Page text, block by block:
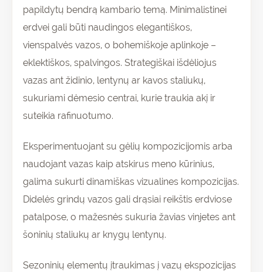
papildytų bendrą kambario temą. Minimalistinei
erdvei gali būti naudingos elegantiškos,
vienspalvės vazos, o bohemiškoje aplinkoje –
eklektiškos, spalvingos. Strategiškai išdėliojus
vazas ant židinio, lentynų ar kavos staliukų,
sukuriami dėmesio centrai, kurie traukia akį ir
suteikia rafinuotumo.
Eksperimentuojant su gėlių kompozicijomis arba
naudojant vazas kaip atskirus meno kūrinius,
galima sukurti dinamiškas vizualines kompozicijas.
Didelės grindų vazos gali drąsiai reikštis erdviose
patalpose, o mažesnės sukuria žavias vinjetes ant
šoninių staliukų ar knygų lentynų.
Sezoninių elementų įtraukimas į vazų ekspozicijas